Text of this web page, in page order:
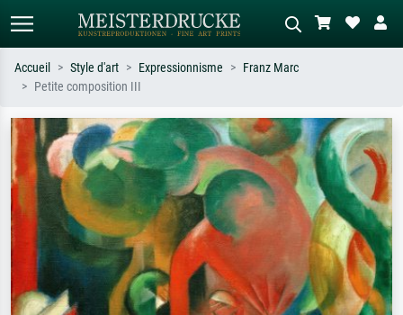
Recherchez par artiste, titre ou style –
ex. Monet, Nuit étoilée,
impressionnisme, vague de Hokusai,
Décrivez la scène – ex. prairie verte,
abstrait avec beaucoup de rouge,
tableau sombre, nu debout près d'un
arbre.
Accueil Style d'art Expressionnisme
Franz Marc
Petite composition III